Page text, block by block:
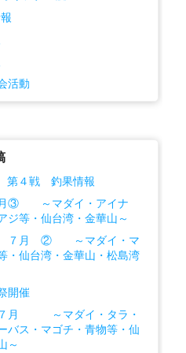
活動
第４戦 釣果情報
月③ ～マダイ・アイナ
ジ等・仙台湾・金華山～
７月 ② ～マダイ・マ
・仙台湾・金華山・松島湾
開催
月 ～マダイ・タラ・
バス・マゴチ・青物等・仙
～